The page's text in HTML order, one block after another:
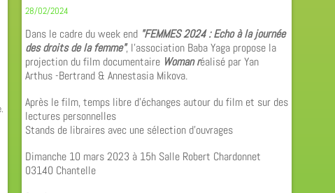
28/02/2024
Dans le cadre du week end "FEMMES 2024 : Echo à la journée
des droits de la femme", l'association Baba Yaga propose la
projection du film documentaire Woman réalisé par Yan
Arthus -Bertrand & Annestasia Mikova.
Après le film, temps libre d'échanges autour du film et sur des
lectures personnelles
Stands de libraires avec une sélection d'ouvrages
Dimanche 10 mars 2023 à 15h Salle Robert Chardonnet
03140 Chantelle